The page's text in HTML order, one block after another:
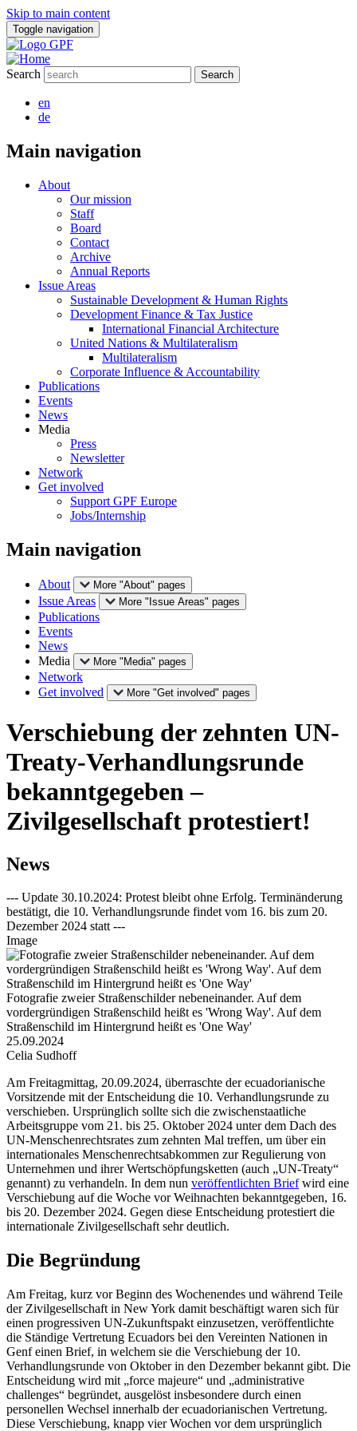
Skip to main content
Toggle navigation
Search
en
de
Main navigation
About
Our mission
Staff
Board
Contact
Archive
Annual Reports
Issue Areas
Sustainable Development & Human Rights
Development Finance & Tax Justice
International Financial Architecture
United Nations & Multilateralism
Multilateralism
Corporate Influence & Accountability
Publications
Events
News
Media
Press
Newsletter
Network
Get involved
Support GPF Europe
Jobs/Internship
Main navigation
About More "About" pages
Issue Areas More "Issue Areas" pages
Publications
Events
News
Media
More "Media" pages
Network
Get involved
More "Get involved" pages
Verschiebung der zehnten UN-
Treaty-Verhandlungsrunde
bekanntgegeben –
Zivilgesellschaft protestiert!
News
--- Update 30.10.2024: Protest bleibt ohne Erfolg. Terminänderung
bestätigt, die 10. Verhandlungsrunde findet vom 16. bis zum 20.
Dezember 2024 statt ---
Image
Fotografie zweier Straßenschilder nebeneinander. Auf dem
vordergründigen Straßenschild heißt es 'Wrong Way'. Auf dem
Straßenschild im Hintergrund heißt es 'One Way'
25.09.2024
Celia Sudhoff
Am Freitagmittag, 20.09.2024, überraschte der ecuadorianische
Vorsitzende mit der Entscheidung die 10. Verhandlungsrunde zu
verschieben. Ursprünglich sollte sich die zwischenstaatliche
Arbeitsgruppe vom 21. bis 25. Oktober 2024 unter dem Dach des
UN-Menschenrechtsrates zum zehnten Mal treffen, um über ein
internationales Menschenrechtsabkommen zur Regulierung von
Unternehmen und ihrer Wertschöpfungsketten (auch „UN-Treaty“
genannt) zu verhandeln. In dem nun veröffentlichten Briefwird eine
Verschiebung auf die Woche vor Weihnachten bekanntgegeben, 16.
bis 20. Dezember 2024. Gegen diese Entscheidung protestiert die
internationale Zivilgesellschaft sehr deutlich.
Die Begründung
Am Freitag, kurz vor Beginn des Wochenendes und während Teile
der Zivilgesellschaft in New York damit beschäftigt waren sich für
einen progressiven UN-Zukunftspakt einzusetzen, veröffentlichte
die Ständige Vertretung Ecuadors bei den Vereinten Nationen in
Genf einen Brief, in welchem sie die Verschiebung der 10.
Verhandlungsrunde von Oktober in den Dezember bekannt gibt. Die
Entscheidung wird mit „force majeure“ und „administrative
challenges“ begründet, ausgelöst insbesondere durch einen
personellen Wechsel innerhalb der ecuadorianischen Vertretung.
Diese Verschiebung, knapp vier Wochen vor dem ursprünglich